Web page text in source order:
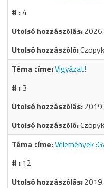
4
Vigyázat!
3
Vélemények
12